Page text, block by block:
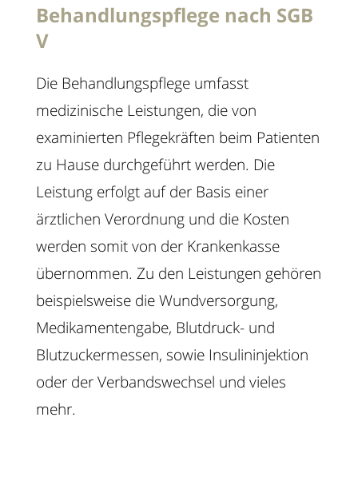
Behandlungspflege nach SGB
V
Die Behandlungspflege umfasst
medizinische Leistungen, die von
examinierten Pflegekräften beim Patienten
zu Hause durchgeführt werden. Die
Leistung erfolgt auf der Basis einer
ärztlichen Verordnung und die Kosten
werden somit von der Krankenkasse
übernommen. Zu den Leistungen gehören
beispielsweise die Wundversorgung,
Medikamentengabe, Blutdruck- und
Blutzuckermessen, sowie Insulininjektion
oder der Verbandswechsel und vieles
mehr.